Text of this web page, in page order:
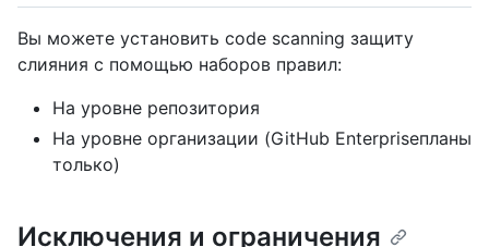
Вы можете установить code scanning защиту
слияния с помощью наборов правил:
На уровне репозитория
На уровне организации (GitHub Enterpriseпланы
только)
Исключения и ограничения